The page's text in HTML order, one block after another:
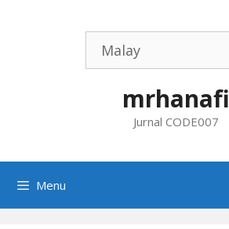
mrhanafi
Jurnal CODE007
Menu